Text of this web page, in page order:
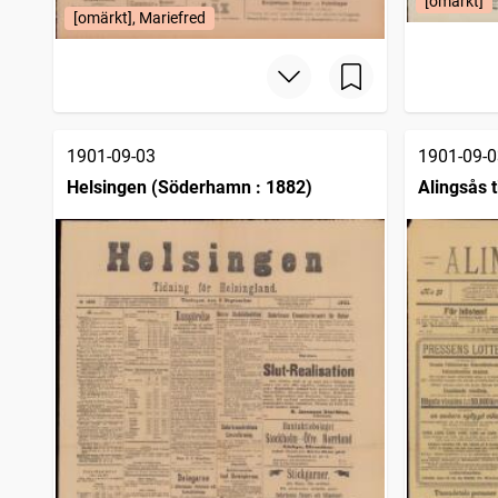
[omärkt], Mariefred
1901-09-03
Helsingen (Söderhamn : 1882)
1901-09-
Alingsås